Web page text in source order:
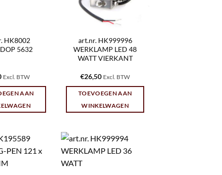
HK8002
5632
Excl. BTW
AAN
art.nr. HK999996
WERKLAMP LED 48
WATT VIERKANT
€26,50 Excl. BTW
TOEVOEGEN AAN
WINKELWAGEN